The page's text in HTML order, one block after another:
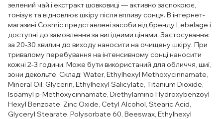
зелений чай і екстракт шовковиці — активно заспокоює,
тонізує та відновлює шкіру після впливу сонця. В інтернет-
магазині Cosmic представлені засоби від бренду Lebelage і
доступні до замовлення за вигідними цінами. Застосування:
за 20-30 хвилин до виходу наносити на очищену шкіру. При
тривалому перебування на інтенсивному сонці наносити
кожні 2-3 години. Може бути використаний для обличчя, шиї,
зони декольте. Склад: Water, Ethylhexyl Methoxycinnamate,
Mineral Oil, Glycerin, Ethylhexyl Salicylate, Titanium Dioxide,
Isoamyl p-Methoxycinnamate, Diethylamino Hydroxybenzoyl
Hexyl Benzoate, Zinc Oxide, Cetyl Alcohol, Stearic Acid,
Glyceryl Stearate, Polysorbate 60, Beeswax, Ethylhexyl